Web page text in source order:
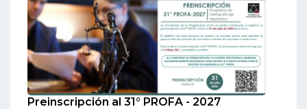
Preinscripción al 31° PROFA - 2027